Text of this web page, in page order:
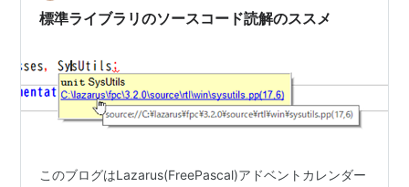
で書かれたノウハウ記事をPas…
標準ライブラリのソースコード読解のススメ
このブログはLazarus(FreePascal)アドベントカレンダー